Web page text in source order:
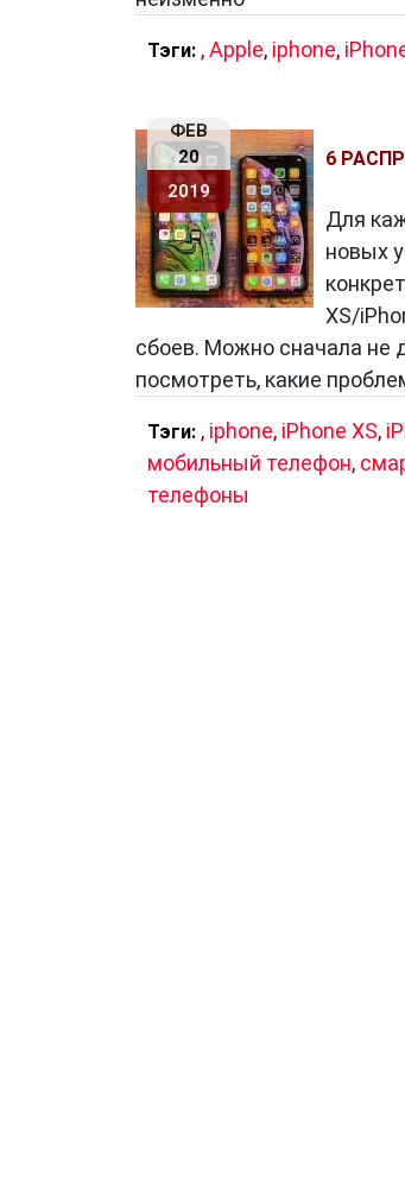
Тэги: ,Apple, iphone,
ФЕВ
20
2019
6
Для
новых
XS/
сбоев. Можно сначала не
посмотреть, какие
Тэги: , iphone, iPhone XS,
мобильный телефон,
телефоны